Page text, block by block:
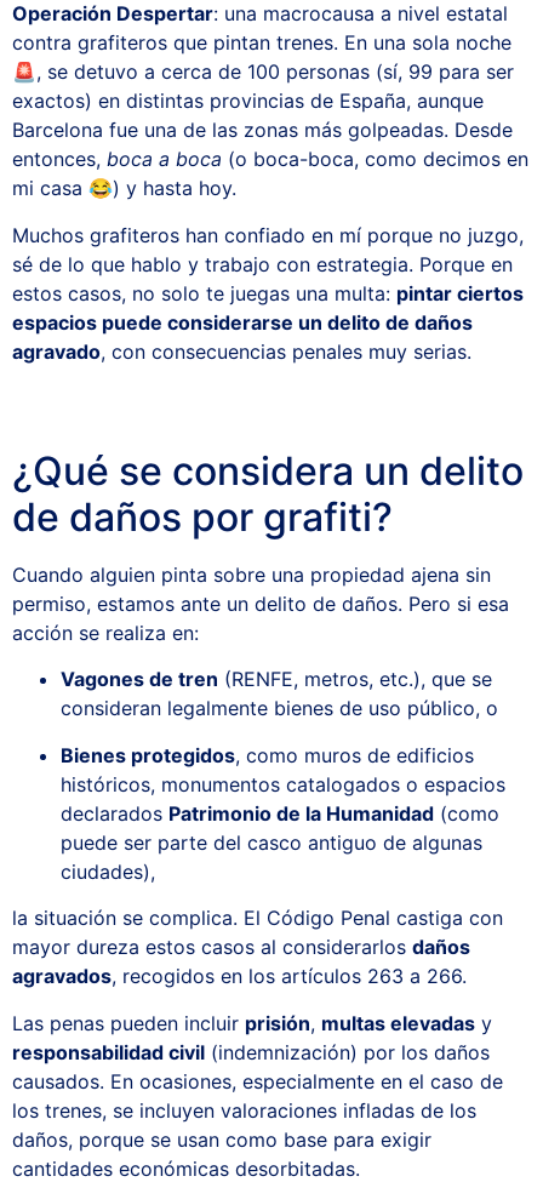
Operación Despertar: una macrocausa a nivel estatal
contra grafiteros que pintan trenes. En una sola noche
🚨, se detuvo a cerca de 100 personas (sí, 99 para ser
exactos) en distintas provincias de España, aunque
Barcelona fue una de las zonas más golpeadas. Desde
entonces, boca a boca (o boca-boca, como decimos en
mi casa 😂) y hasta hoy.
Muchos grafiteros han confiado en mí porque no juzgo,
sé de lo que hablo y trabajo con estrategia. Porque en
estos casos, no solo te juegas una multa: pintar ciertos
espacios puede considerarse un delito de daños
agravado, con consecuencias penales muy serias.
¿Qué se considera un delito
de daños por grafiti?
Cuando alguien pinta sobre una propiedad ajena sin
permiso, estamos ante un delito de daños. Pero si esa
acción se realiza en:
Vagones de tren (RENFE, metros, etc.), que se
consideran legalmente bienes de uso público, o
Bienes protegidos, como muros de edificios
históricos, monumentos catalogados o espacios
declarados Patrimonio de la Humanidad (como
puede ser parte del casco antiguo de algunas
ciudades),
la situación se complica. El Código Penal castiga con
mayor dureza estos casos al considerarlos daños
agravados, recogidos en los artículos 263 a 266.
Las penas pueden incluir prisión, multas elevadas y
responsabilidad civil (indemnización) por los daños
causados. En ocasiones, especialmente en el caso de
los trenes, se incluyen valoraciones infladas de los
daños, porque se usan como base para exigir
cantidades económicas desorbitadas.